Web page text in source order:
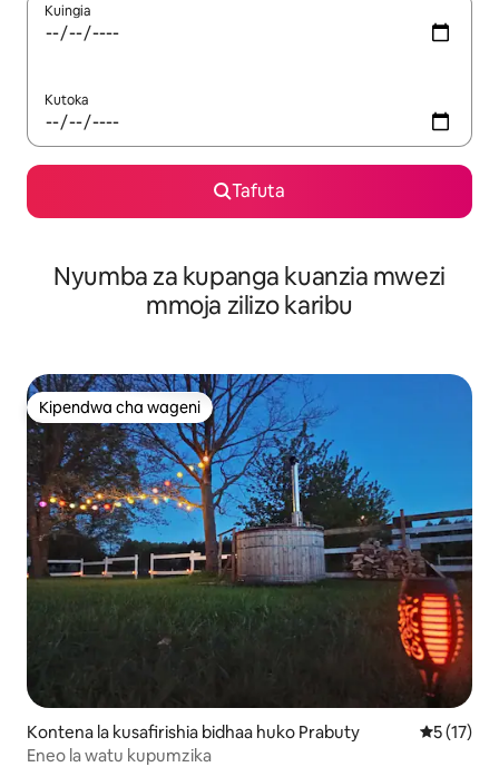
Kuingia
Kutoka
Tafuta
Nyumba za kupanga kuanzia mwezi
mmoja zilizo karibu
Kipendwa cha wageni
Kipendwa cha wageni
Kontena la kusafirishia bidhaa huko Prabuty Ukadiriaji
5 (17)
Eneo la watu kupumzika